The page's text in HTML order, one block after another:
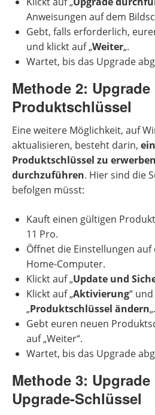
Anweisungen auf dem
Gebt, falls erforderlich,
und klickt auf „Weiter„.
Wartet, bis das Upgrade
Methode 2:
Produktschlüssel
Eine weitere Möglichkeit, auf
aktualisieren, besteht darin,
Produktschlüssel zu
durchzuführen. Hier sind die
befolgen müsst:
Kauft einen gültigen
11 Pro.
Öffnet die Einstellungen auf
Home-Computer.
Klickt auf „Update und
Klickt auf „Aktivierung“
„Produktschlüssel ändern„.
Gebt euren neuen
auf „Weiter“.
Wartet, bis das Upgrade
Methode 3:
Upgrade-Schlüssel